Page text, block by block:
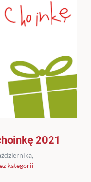
2021
kategorii